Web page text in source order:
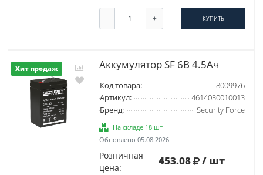
- + КУПИТЬ
Хит продаж Аккумулятор SF 6В 4.5Ач
Код товара:
8009976
Артикул:
4614030010013
Бренд:
Security Force
На складе 18 шт
Обновлено 05.08.2026
Розничная
цена:
453.08 / шт